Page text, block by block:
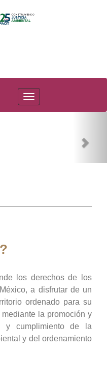
PAOT
los derechos de los
a disfrutar de un
ordenado para su
la promoción y
y cumplimiento de la
y del ordenamiento